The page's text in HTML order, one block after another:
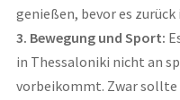
genießen, bevor es
3. Bewegung und Sport:
in Thessaloniki nicht an
vorbeikommt. Zwar sollte